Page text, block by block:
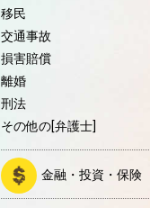
移民
交通事故
損害賠償
離婚
刑法
その他の[弁護士]
金融・投資・保険